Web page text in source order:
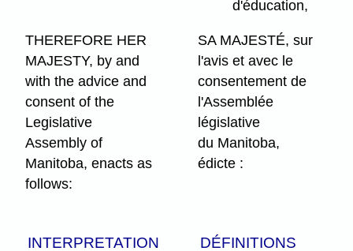
d'éducation,
THEREFORE HER
MAJESTY, by and
with the advice and
consent of the
Legislative
Assembly of
Manitoba, enacts as
follows:
SA MAJESTÉ, sur
l'avis et avec le
consentement de
l'Assemblée
législative
du Manitoba,
édicte :
INTERPRETATION DÉFINITIONS